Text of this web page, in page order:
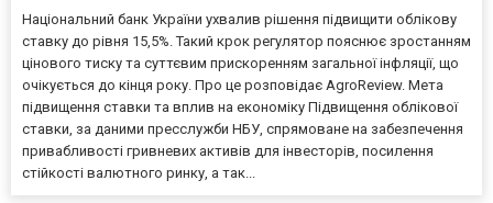
Національний банк України ухвалив рішення підвищити облікову
ставку до рівня 15,5%. Такий крок регулятор пояснює зростанням
цінового тиску та суттєвим прискоренням загальної інфляції, що
очікується до кінця року. Про це розповідає AgroReview. Мета
підвищення ставки та вплив на економіку Підвищення облікової
ставки, за даними пресслужби НБУ, спрямоване на забезпечення
привабливості гривневих активів для інвесторів, посилення
стійкості валютного ринку, а так...